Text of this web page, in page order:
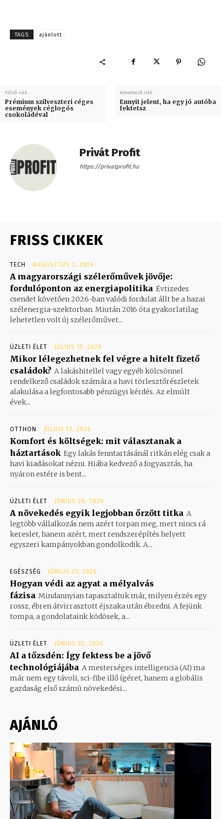
TAGS ajánlott
Előző cikk
Prémium szilveszteri céges
események céglogós
csokoládéval
Következő cikk
Ennyit jelent, ha egy jó autóba
fektetsz
Privát Profit
https://privatprofit.hu
FRISS CIKKEK
TECH AUGUSZTUS 2, 2026
A magyarországi szélerőművek jövője:
fordulóponton az energiapolitika Évtizedes
csendet követően 2026-ban valódi fordulat állt be a hazai
szélenergia-szektorban. Miután 2016 óta gyakorlatilag
lehetetlen volt új szélerőművet...
ÜZLETI ÉLET JÚLIUS 15, 2026
Mikor lélegezhetnek fel végre a hitelt fizető
családok? A lakáshitellel vagy egyéb kölcsönnel
rendelkező családok számára a havi törlesztőrészletek
alakulása a legfontosabb pénzügyi kérdés. Az elmúlt
évek...
OTTHON JÚLIUS 13, 2026
Komfort és költségek: mit választanak a
háztartások Egy lakás fenntartásánál ritkán elég csak a
havi kiadásokat nézni. Hiába kedvező a fogyasztás, ha
nyáron estére is bent...
ÜZLETI ÉLET JÚNIUS 26, 2026
A növekedés egyik legjobban őrzött titka A
legtöbb vállalkozás nem azért torpan meg, mert nincs rá
kereslet, hanem azért, mert rendszerépítés helyett
egyszeri kampányokban gondolkodik. A...
EGÉSZSÉG JÚNIUS 23, 2026
Hogyan védi az agyat a mélyalvás
fázisa Mindannyian tapasztaltuk már, milyen érzés egy
rossz, ébren átvirrasztott éjszaka után ébredni. A fejünk
tompa, a gondolataink ködösek, a...
ÜZLETI ÉLET JÚNIUS 22, 2026
AI a tőzsdén: Így fektess be a jövő
technológiájába A mesterséges intelligencia (AI) ma
már nem egy távoli, sci-fibe illő ígéret, hanem a globális
gazdaság első számú növekedési...
AJÁNLÓ